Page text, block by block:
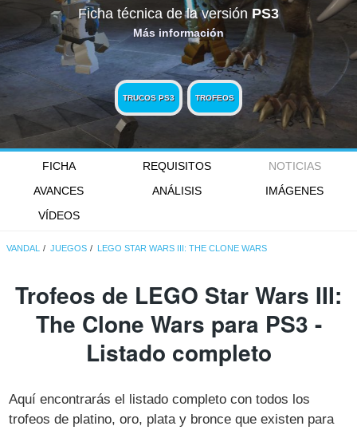
Ficha técnica de la versiónPS3
Más información
TRUCOS PS3 TROFEOS
FICHA REQUISITOS
NOTICIAS
AVANCES
ANÁLISIS
IMÁGENES
VÍDEOS
VANDAL JUEGOS LEGO STAR WARS III: THE CLONE WARS
Trofeos de LEGO Star Wars III:
The Clone Wars para PS3 -
Listado completo
Aquí encontrarás el listado completo con todos los
trofeos de platino, oro, plata y bronce que existen para